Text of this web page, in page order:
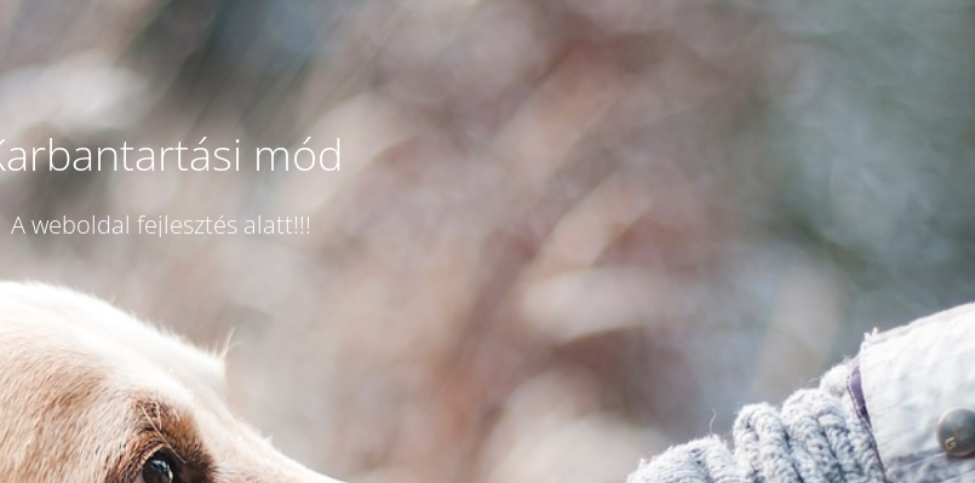
mód
A weboldal fejlesztés alatt!!!